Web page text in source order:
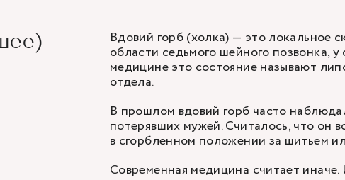
Вдовий горб (холка) — это локальное
области седьмого шейного позвонка,
медицине это состояние называют
отдела.
В прошлом вдовий горб часто
потерявших мужей. Считалось, что он
в сгорбленном положении за шитьем
Современная медицина считает иначе.